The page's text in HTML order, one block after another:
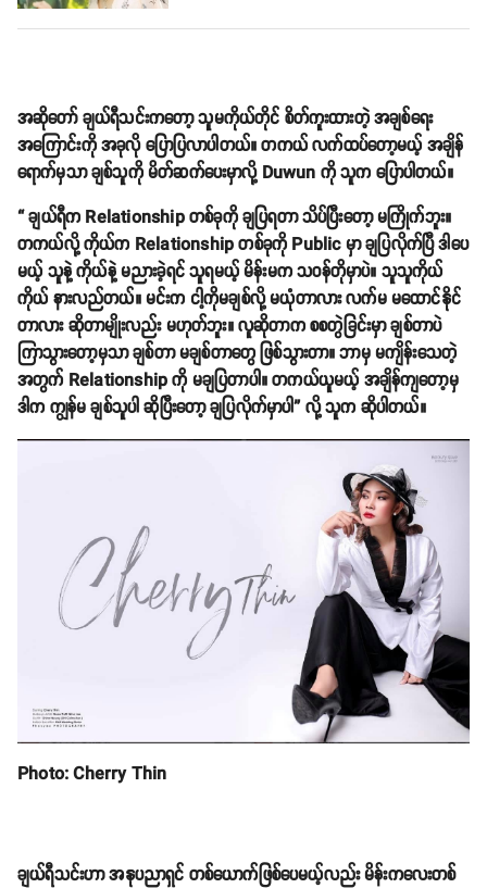
အဆိုတော် ချယ်ရီသင်းကတော့ သူမကိုယ်တိုင် စိတ်ကူးထားတဲ့ အချစ်ရေး
အကြောင်းကို အခုလို ပြောပြလာပါတယ်။ တကယ် လက်ထပ်တော့မယ့် အချိန်
ရောက်မှသာ ချစ်သူကို မိတ်ဆက်ပေးမှာလို့ Duwun ကို သူက ပြောပါတယ်။
“ ချယ်ရီက Relationship တစ်ခုကို ချပြရတာ သိပ်ပြီးတော့ မကြိုက်ဘူး။
တကယ်လို့ ကိုယ်က Relationship တစ်ခုကို Public မှာ ချပြလိုက်ပြီ ဒါပေ
မယ့် သူနဲ့ ကိုယ်နဲ့ မညားခဲ့ရင် သူရမယ့် မိန်းမက သဝန်တိုမှာပဲ။ သူသူကိုယ်
ကိုယ် နားလည်တယ်။ မင်းက ငါ့ကိုမချစ်လို့ မယုံတာလား လက်မ မထောင်နိုင်
တာလား ဆိုတာမျိုးလည်း မဟုတ်ဘူး။ လူဆိုတာက စစတွဲခြင်းမှာ ချစ်တာပဲ
ကြာသွားတော့မှသာ ချစ်တာ မချစ်တာတွေ ဖြစ်သွားတာ။ ဘာမှ မကျိန်းသေတဲ့
အတွက် Relationship ကို မချပြတာပါ။ တကယ်ယူမယ့် အချိန်ကျတော့မှ
ဒါက ကျွန်မ ချစ်သူပါ ဆိုပြီးတော့ ချပြလိုက်မှာပါ” လို့ သူက ဆိုပါတယ်။
Photo: Cherry Thin
ချယ်ရီသင်းဟာ အနုပညာရှင် တစ်ယောက်ဖြစ်ပေမယ့်လည်း မိန်းကလေးတစ်